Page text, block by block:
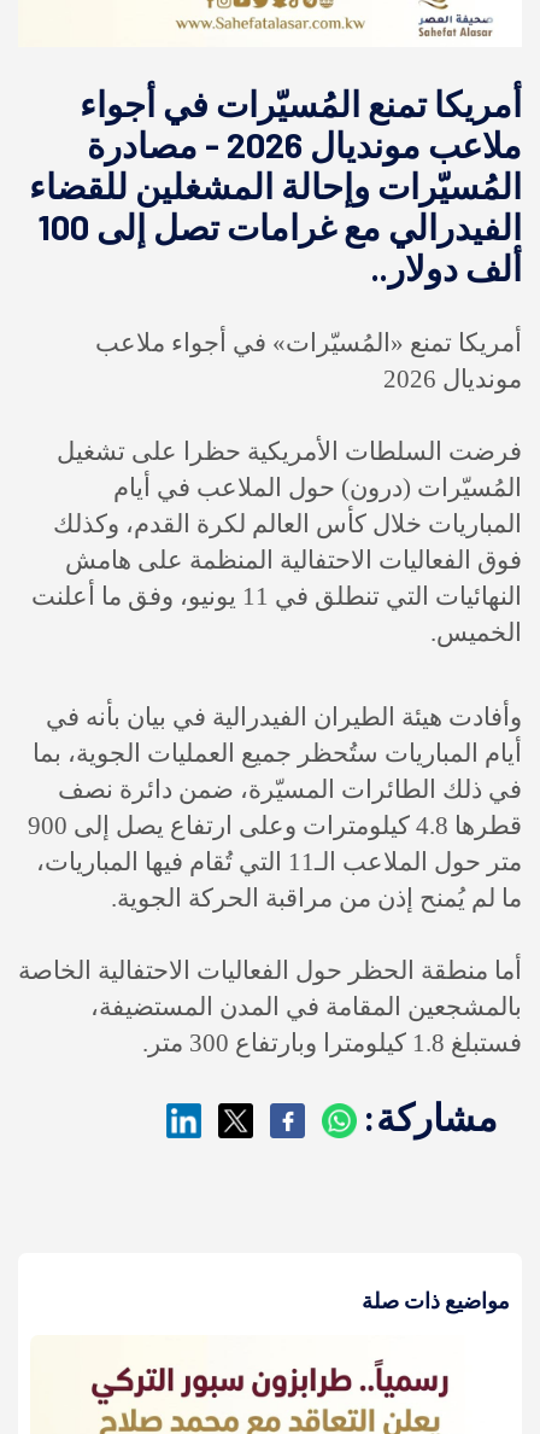
أمريكا تمنع المُسيّرات في أجواء
ملاعب مونديال 2026 - مصادرة
المُسيّرات وإحالة المشغلين للقضاء
الفيدرالي مع غرامات تصل إلى 100
ألف دولار..
أمريكا تمنع «المُسيّرات» في أجواء ملاعب
مونديال 2026
فرضت السلطات الأمريكية حظرا على تشغيل
المُسيّرات (درون) حول الملاعب في أيام
المباريات خلال كأس العالم لكرة القدم، وكذلك
فوق الفعاليات الاحتفالية المنظمة على هامش
النهائيات التي تنطلق في 11 يونيو، وفق ما أعلنت
الخميس.
وأفادت هيئة الطيران الفيدرالية في بيان بأنه في
أيام المباريات ستُحظر جميع العمليات الجوية، بما
في ذلك الطائرات المسيّرة، ضمن دائرة نصف
قطرها 4.8 كيلومترات وعلى ارتفاع يصل إلى 900
متر حول الملاعب الـ11 التي تُقام فيها المباريات،
ما لم يُمنح إذن من مراقبة الحركة الجوية.
أما منطقة الحظر حول الفعاليات الاحتفالية الخاصة
بالمشجعين المقامة في المدن المستضيفة،
فستبلغ 1.8 كيلومترا وبارتفاع 300 متر.
مشاركة:
مواضيع ذات صلة